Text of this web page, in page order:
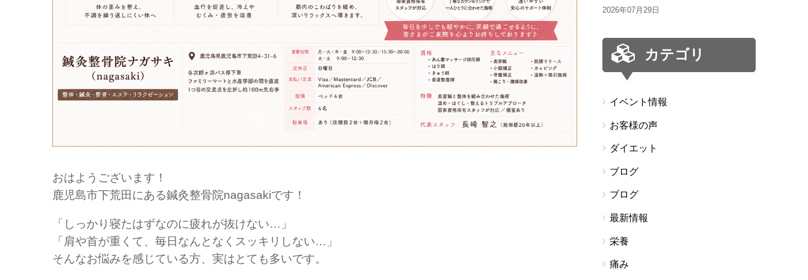
おはようございます！
鹿児島市下荒田にある鍼灸整骨院nagasakiです！
「しっかり寝たはずなのに疲れが抜けない…」
「肩や首が重くて、毎日なんとなくスッキリしない…」
そんなお悩みを感じている方、実はとても多いです。
2026年07月29日
カテゴリ
イベント情報
お客様の声
ダイエット
ブログ
ブログ
最新情報
栄養
痛み